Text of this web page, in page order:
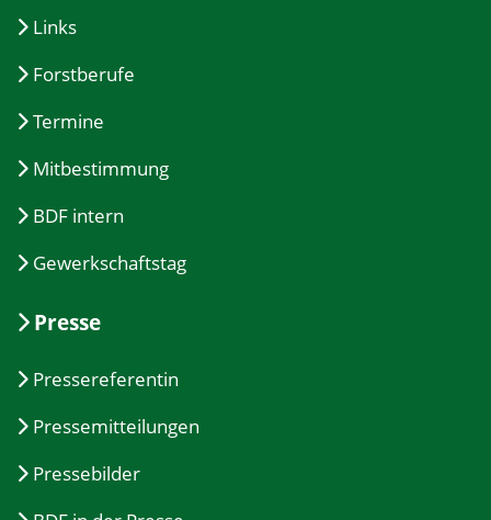
Links
Forstberufe
Termine
Mitbestimmung
BDF intern
Gewerkschaftstag
Presse
Pressereferentin
Pressemitteilungen
Pressebilder